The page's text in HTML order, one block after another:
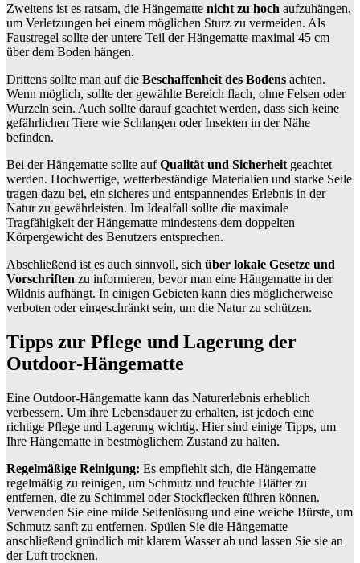
Zweitens ist es ratsam, die Hängematte nicht zu hoch aufzuhängen,
um Verletzungen bei einem möglichen Sturz zu vermeiden. Als
Faustregel sollte der untere Teil der Hängematte maximal 45 cm
über dem Boden hängen.
Drittens sollte man auf die Beschaffenheit des Bodens achten.
Wenn möglich, sollte der gewählte Bereich flach, ohne Felsen oder
Wurzeln sein. Auch sollte darauf geachtet werden, dass sich keine
gefährlichen Tiere wie Schlangen oder Insekten in der Nähe
befinden.
Bei der Hängematte sollte aufQualität und Sicherheit geachtet
werden. Hochwertige, wetterbeständige Materialien und starke Seile
tragen dazu bei, ein sicheres und entspannendes Erlebnis in der
Natur zu gewährleisten. Im Idealfall sollte die maximale
Tragfähigkeit der Hängematte mindestens dem doppelten
Körpergewicht des Benutzers entsprechen.
Abschließend ist es auch sinnvoll, sich über lokale Gesetze und
Vorschriften zu informieren, bevor man eine Hängematte in der
Wildnis aufhängt. In einigen Gebieten kann dies möglicherweise
verboten oder eingeschränkt sein, um die Natur zu schützen.
Tipps zur Pflege und Lagerung der
Outdoor-Hängematte
Eine Outdoor-Hängematte kann das Naturerlebnis erheblich
verbessern. Um ihre Lebensdauer zu erhalten, ist jedoch eine
richtige Pflege und Lagerung wichtig. Hier sind einige Tipps, um
Ihre Hängematte in bestmöglichem Zustand zu halten.
Regelmäßige Reinigung: Es empfiehlt sich, die Hängematte
regelmäßig zu reinigen, um Schmutz und feuchte Blätter zu
entfernen, die zu Schimmel oder Stockflecken führen können.
Verwenden Sie eine milde Seifenlösung und eine weiche Bürste, um
Schmutz sanft zu entfernen. Spülen Sie die Hängematte
anschließend gründlich mit klarem Wasser ab und lassen Sie sie an
der Luft trocknen.